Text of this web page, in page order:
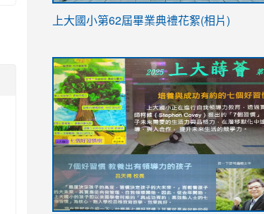
link
YfDQppRvyMk686kIw6SBbssEIZ6WnT/
usp=sharing
上大國小第62屆畢業典禮花絮(相片)
to
https://drive.google.com/file/d/1I-
YfDQppRvyMk686kIw6SBbssEIZ6WnT/
usp=sharing
to
https://sites.google.com/stes.tyc.edu.tw/